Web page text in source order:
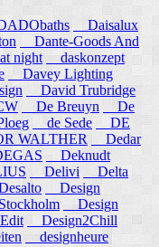
Daisalux
Dante-Goods And
night
daskonzept
Davey Lighting
David Trubridge
De Breuyn
De
de Sede
DE
WALTHER
Dedar
Deknudt
Delivi
Delta
Design
Design
Design2Chill
designheure